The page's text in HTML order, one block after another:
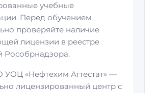
учебные
Перед обучением
проверяйте наличие
лицензии в реестре
Рособрнадзора.
«Нефтехим Аттестат» —
лицензированный центр с